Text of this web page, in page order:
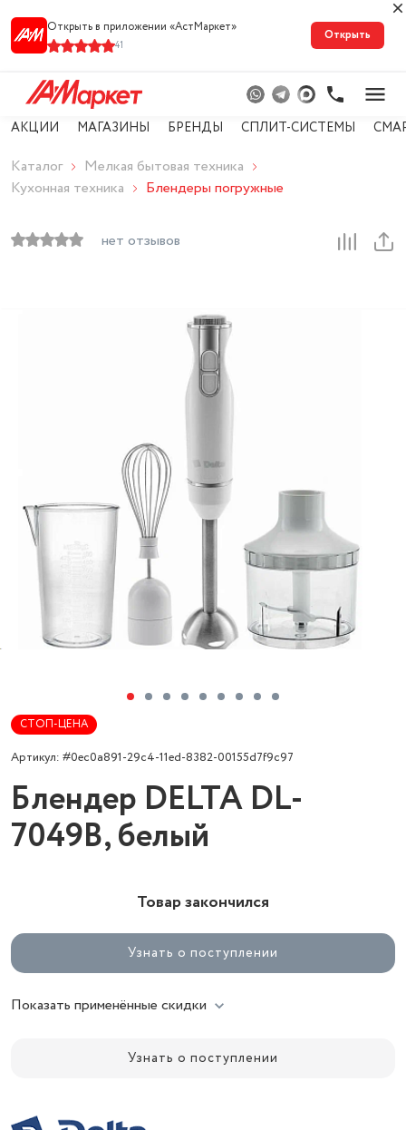
Открыть в приложении «АстМарке‪т‬»
41
Открыть
АКЦИИ МАГАЗИНЫ БРЕНДЫ СПЛИТ-СИСТЕМЫ
Каталог
Мелкая бытовая техника
Кухонная техника
Блендеры погружные
нет отзывов
СТОП-ЦЕНА
Артикул: #0ec0a891-29c4-11ed-8382-00155d7f9c97
Блендер DELTA DL-
7049B, белый
Товар закончился
Узнать о поступлении
Показать применённые скидки
Узнать о поступлении